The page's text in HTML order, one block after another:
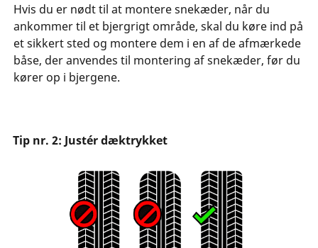
Hvis du er nødt til at montere snekæder, når du
ankommer til et bjergrigt område, skal du køre ind på
et sikkert sted og montere dem i en af de afmærkede
båse, der anvendes til montering af snekæder, før du
kører op i bjergene.
Tip nr. 2: Justér dæktrykket